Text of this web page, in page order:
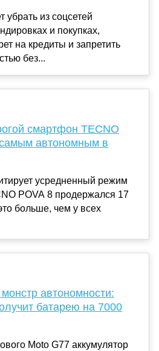
убрать из соцсетей
и покупках,
на кредиты и запретить
без...
смартфон TECNO
автономным в
усредненный режим
POVA 8 продержался 17
больше, чем у всех
автономности:
батарею на 7000
Moto G77 аккумулятор